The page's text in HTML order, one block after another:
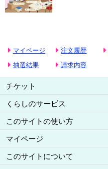
マイページ 注文履歴
抽選結果
請求内容
チケット
くらしのサービス
このサイトの使い方
マイページ
このサイトについて